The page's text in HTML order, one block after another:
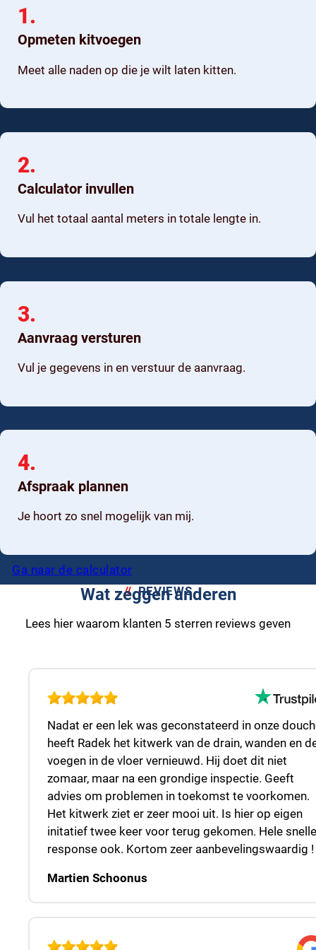
Opmeten kitvoegen
1.
Meet alle naden op die je wilt laten kitten.
Calculator invullen
2.
Vul het totaal aantal meters in totale lengte in.
Aanvraag versturen
3.
Vul je gegevens in en verstuur de aanvraag.
Afspraak plannen
4.
Je hoort zo snel mogelijk van mij.
Ga naar de calculator
REVIEWS
Wat zeggen anderen
Lees hier waarom klanten 5 sterren reviews geven
Nadat er een lek was geconstateerd in onze
heeft Radek het kitwerk van de drain, wanden en
voegen in de vloer vernieuwd. Hij doet dit niet
zomaar, maar na een grondige inspectie. Geeft
advies om problemen in toekomst te voorkomen.
Het kitwerk ziet er zeer mooi uit. Is hier op eigen
initatief twee keer voor terug gekomen. Hele snelle
response ook. Kortom zeer aanbevelingswaardig !
Martien Schoonus